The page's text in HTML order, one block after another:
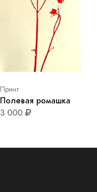
Принт
Полевая ромашка
3 000